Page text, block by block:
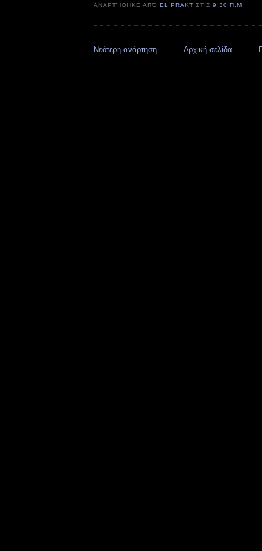
ΑΝΑΡΤΉΘΗΚΕ ΑΠΌEL PRAKT ΣΤΙΣ9:30 Π.Μ.
Νεότερη ανάρτηση Αρχική σελίδα